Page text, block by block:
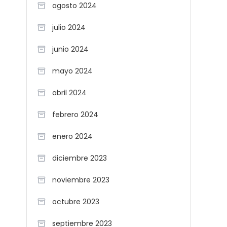
agosto 2024
julio 2024
junio 2024
mayo 2024
abril 2024
febrero 2024
enero 2024
diciembre 2023
noviembre 2023
octubre 2023
septiembre 2023